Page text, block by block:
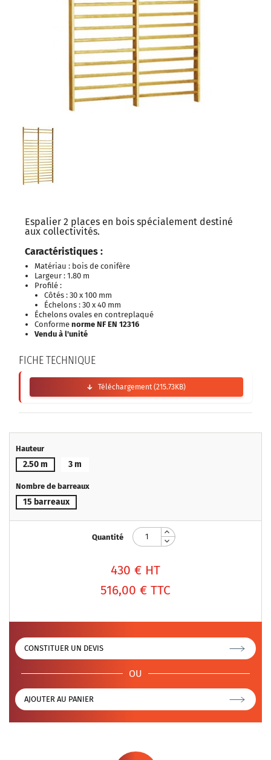
Espalier 2 places en bois spécialement destiné
aux collectivités.
Caractéristiques :
Matériau : bois de conifère
Largeur : 1.80 m
Profilé :
Côtés : 30 x 100 mm
Échelons : 30 x 40 mm
Échelons ovales en contreplaqué
Conforme norme NF EN 12316
Vendu à l'unité
FICHE TECHNIQUE
Téléchargement (215.73KB)
Hauteur
2.50 m 3 m
Nombre de barreaux
15 barreaux
Quantité
430 € HT
516,00 € TTC
CONSTITUER UN DEVIS
OU
AJOUTER AU PANIER